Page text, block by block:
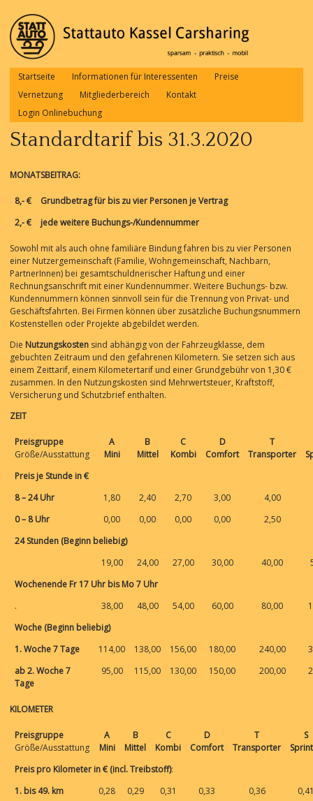
Sub menu
Startseite Informationen für Interessenten
Preise
Vernetzung
Mitgliederbereich
Kontakt
Login Onlinebuchung
Standardtarif bis 31.3.2020
MONATSBEITRAG:
8,- €
Grundbetrag für bis zu vier Personen je Vertrag
2,- €
jede weitere Buchungs-/Kundennummer
Sowohl mit als auch ohne familiäre Bindung fahren bis zu vier Personen
einer Nutzergemeinschaft (Familie, Wohngemeinschaft, Nachbarn,
PartnerInnen) bei gesamtschuldnerischer Haftung und einer
Rechnungsanschrift mit einer Kundennummer. Weitere Buchungs- bzw.
Kundennummern können sinnvoll sein für die Trennung von Privat- und
Geschäftsfahrten. Bei Firmen können über zusätzliche Buchungsnummern
Kostenstellen oder Projekte abgebildet werden.
Die Nutzungskosten sind abhängig von der Fahrzeugklasse, dem
gebuchten Zeitraum und den gefahrenen Kilometern. Sie setzen sich aus
einem Zeittarif, einem Kilometertarif und einer Grundgebühr von 1,30 €
zusammen. In den Nutzungskosten sind Mehrwertsteuer, Kraftstoff,
Versicherung und Schutzbrief enthalten.
ZEIT
Preisgruppe
Größe/Ausstattung
A
Mini
B
Mittel
C
Kombi
D
Comfort
T
Transporter
Preis je Stunde in €
8 – 24 Uhr
1,80 2,40 2,70 3,00 4,00
0 – 8 Uhr
0,00 0,00 0,00 0,00 2,50
24 Stunden (Beginn beliebig)
19,00
24,00 27,00 30,00 40,00
Wochenende Fr 17 Uhr bis Mo 7 Uhr
.
38,00 48,00 54,00 60,00 80,00
Woche (Beginn beliebig)
1. Woche 7 Tage
114,00 138,00 156,00 180,00 240,00
ab 2. Woche 7
Tage
95,00 115,00 130,00 150,00 200,00
KILOMETER
Preisgruppe
Größe/Ausstattung
A
Mini
B
Mittel
C
Kombi
D
Comfort
T
Transporter
S
Preis pro Kilometer in € (incl. Treibstoff):
1. bis 49. km
0,28 0,29 0,31 0,33 0,36